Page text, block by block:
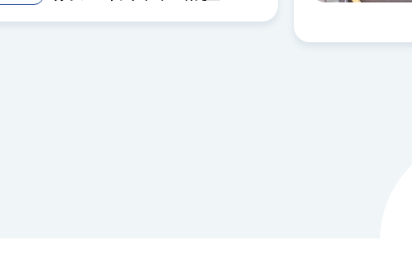
ソフトマテリアル物性研究室